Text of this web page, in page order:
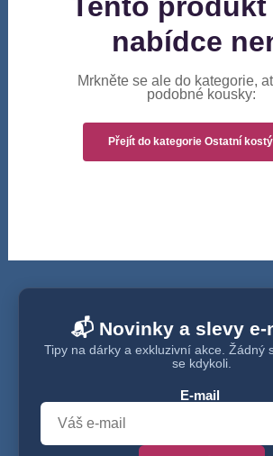
Tento produkt
nabídce
Mrkněte se ale do kategorie,
podobné kousky:
Přejít do kategorie Ostatní
📬 Novinky a slevy e-
Tipy na dárky a exkluzivní akce. Žádný
se kdykoli.
E-mail